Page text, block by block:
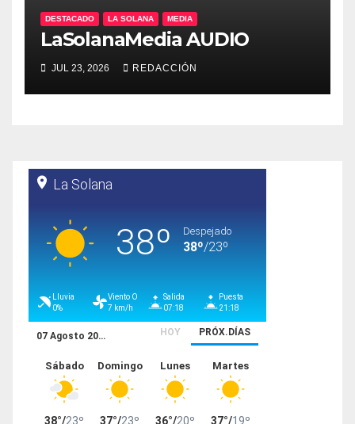
DESTACADO LA SOLANA MEDIA
LaSolanaMedia AUDIO
JUL 23, 2026 REDACCIÓN